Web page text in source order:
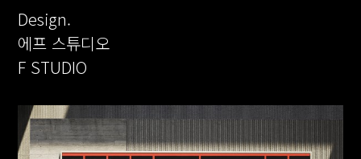
Design.
에프 스튜디오
F STUDIO